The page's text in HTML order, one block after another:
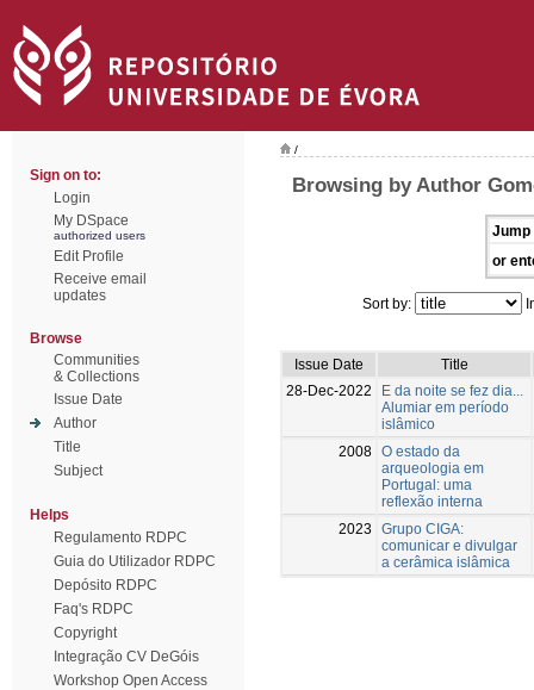
Sign on to:
Login
My DSpace
authorized users
Edit Profile
Receive email
updates
Browse
Communities
& Collections
Issue Date
Author
Title
Subject
Helps
Regulamento RDPC
Guia do Utilizador RDPC
Depósito RDPC
Faq's RDPC
Copyright
Integração CV DeGóis
Workshop Open Access
/
Browsing by Author
Jump
or
Sort by:
Issue Date
Title
28-Dec-2022
E da noite se fez dia...
Alumiar em período
islâmico
2008 O estado da
arqueologia em
Portugal: uma
reflexão interna
2023
Grupo CIGA:
comunicar e divulgar
a cerâmica islâmica